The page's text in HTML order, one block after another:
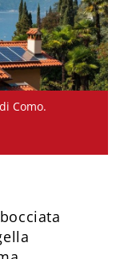
Como.